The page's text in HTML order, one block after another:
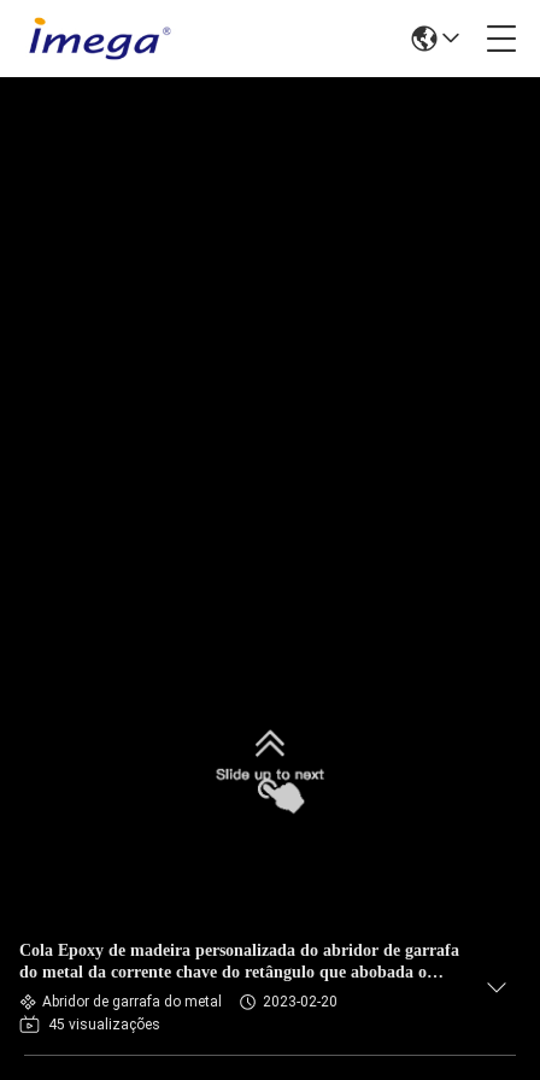
Cola Epoxy de madeira personalizada do abridor de garrafa
do metal da corrente chave do retângulo que abobada o
logotipo
Abridor de garrafa do metal
2023-02-20
45 visualizações